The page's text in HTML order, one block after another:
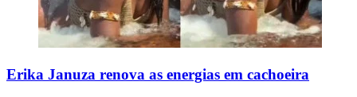
Erika Januza renova as energias em cachoeira